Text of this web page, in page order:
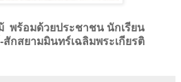
พร้อมด้วยประชาชน นักเรียน
สักสยามมินทร์เฉลิมพระเกียรติ